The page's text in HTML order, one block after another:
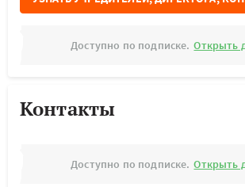
Доступно по подписке. Открыть
Контакты
Доступно по подписке. Открыть